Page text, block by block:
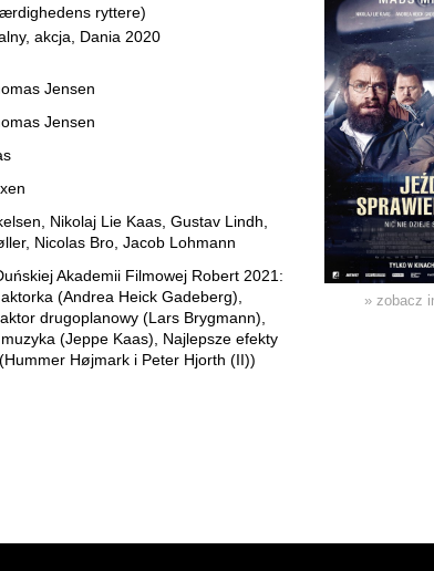
ryttere)
akcja, Dania 2020
Jensen
Jensen
Nikolaj Lie Kaas, Gustav Lindh,
Nicolas Bro, Jacob Lohmann
Akademii Filmowej Robert 2021:
(Andrea Heick Gadeberg),
drugoplanowy (Lars Brygmann),
(Jeppe Kaas), Najlepsze efekty
Højmark i Peter Hjorth (II))
» zobacz